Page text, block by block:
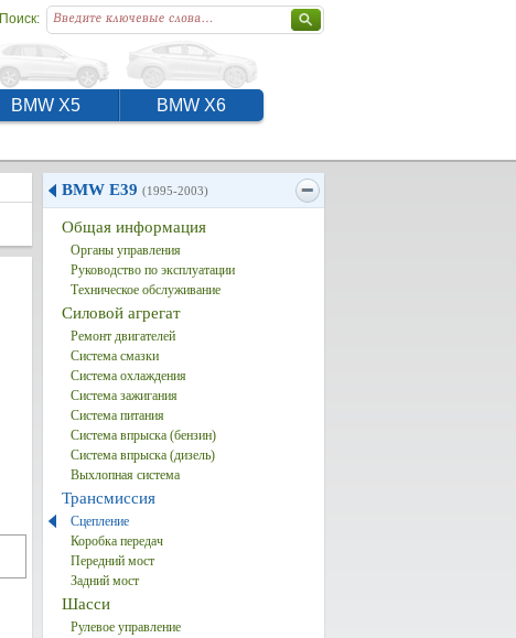
Поиск:
BMW X5 BMW X6
BMW E39 (1995-2003)
Общая информация
Органы управления
Руководство по эксплуатации
Техническое обслуживание
Силовой агрегат
Ремонт двигателей
Система смазки
Система охлаждения
Система зажигания
Система питания
Система впрыска (бензин)
Система впрыска (дизель)
Выхлопная система
Трансмиссия
Сцепление
Коробка передач
Передний мост
Задний мост
Шасси
Рулевое управление